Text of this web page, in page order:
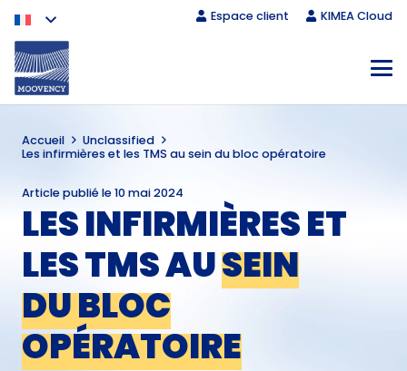
Espace client KIMEA Cloud
Accueil
Unclassified
Les infirmières et les TMS au sein du bloc opératoire
Article publié le10 mai 2024
LES INFIRMIÈRES ET
LES TMS AUSEIN
DU BLOC
OPÉRATOIRE